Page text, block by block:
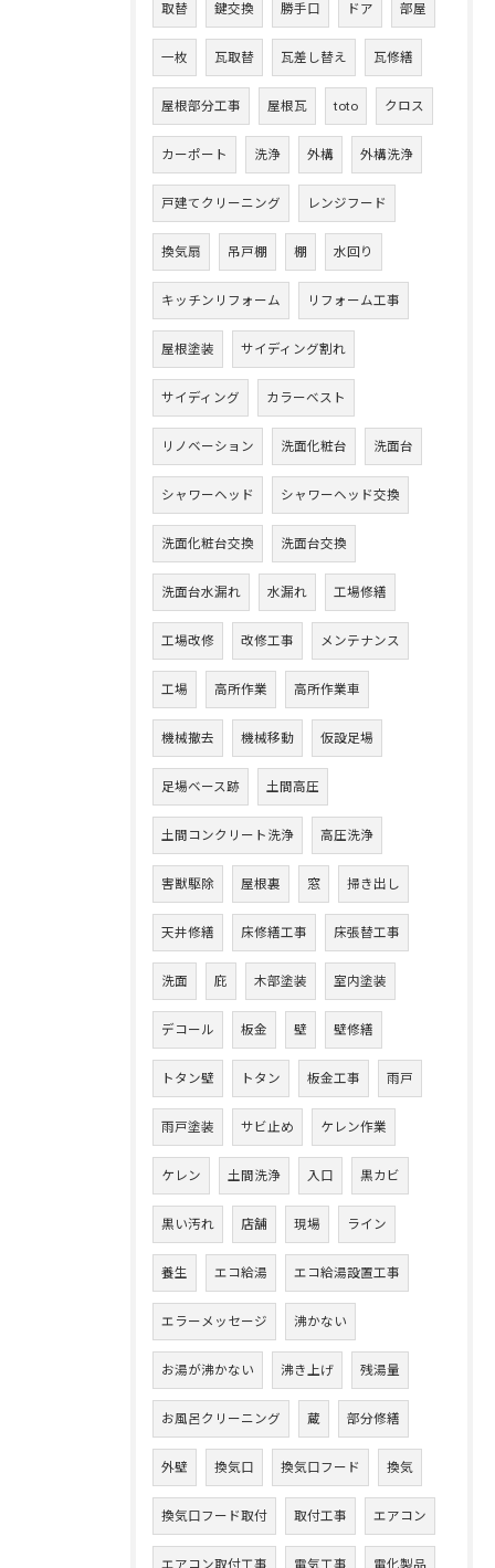
取替 鍵交換 勝手口 ドア 部屋
一枚 瓦取替 瓦差し替え 瓦修繕
屋根部分工事 屋根瓦 toto クロス
カーポート 洗浄 外構 外構洗浄
戸建てクリーニング レンジフード
換気扇 吊戸棚 棚 水回り
キッチンリフォーム リフォーム工事
屋根塗装 サイディング割れ
サイディング カラーベスト
リノベーション 洗面化粧台 洗面台
シャワーヘッド シャワーヘッド交換
洗面化粧台交換 洗面台交換
洗面台水漏れ 水漏れ 工場修繕
工場改修 改修工事 メンテナンス
工場 高所作業 高所作業車
機械撤去 機械移動 仮設足場
足場ベース跡 土間高圧
土間コンクリート洗浄 高圧洗浄
害獣駆除 屋根裏 窓 掃き出し
天井修繕 床修繕工事 床張替工事
洗面 庇 木部塗装 室内塗装
デコール 板金 壁 壁修繕
トタン壁 トタン 板金工事 雨戸
雨戸塗装 サビ止め ケレン作業
ケレン 土間洗浄 入口 黒カビ
黒い汚れ 店舗 現場 ライン
養生 エコ給湯 エコ給湯設置工事
エラーメッセージ 沸かない
お湯が沸かない 沸き上げ 残湯量
お風呂クリーニング 蔵 部分修繕
外壁 換気口 換気口フード 換気
換気口フード取付 取付工事 エアコン
エアコン取付工事 電気工事 電化製品